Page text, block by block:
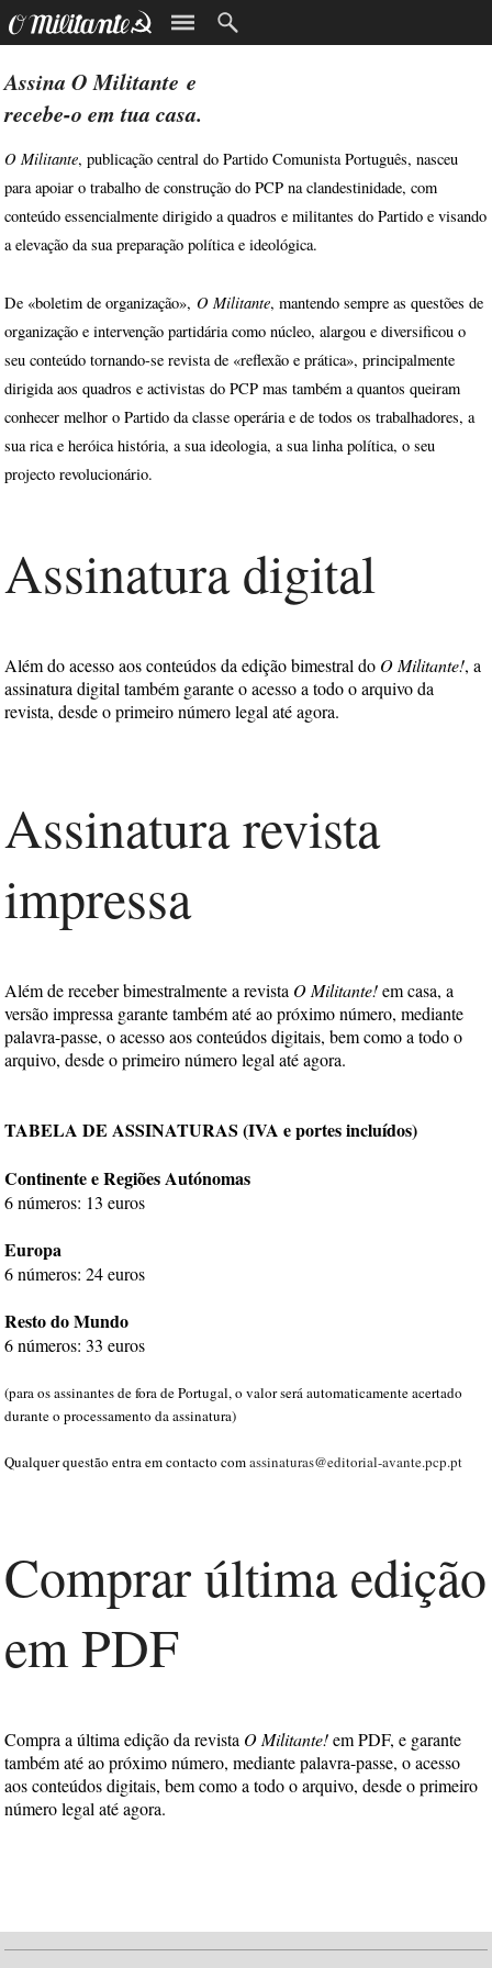
AssinaO Militante e
recebe-o em tua casa.
O Militante, publicação central do Partido Comunista Português, nasceu
para apoiar o trabalho de construção do PCP na clandestinidade, com
conteúdo essencialmente dirigido a quadros e militantes do Partido e visando
a elevação da sua preparação política e ideológica.
De «boletim de organização»,O Militante, mantendo sempre as questões de
organização e intervenção partidária como núcleo, alargou e diversificou o
seu conteúdo tornando-se revista de «reflexão e prática», principalmente
dirigida aos quadros e activistas do PCP mas também a quantos queiram
conhecer melhor o Partido da classe operária e de todos os trabalhadores, a
sua rica e heróica história, a sua ideologia, a sua linha política, o seu
projecto revolucionário.
Assinatura digital
Além do acesso aos conteúdos da edição bimestral do O Militante!, a
assinatura digital também garante o acesso a todo o arquivo da
revista, desde o primeiro número legal até agora.
Assinatura revista
impressa
Além de receber bimestralmente a revista O Militante!em casa, a
versão impressa garante também até ao próximo número, mediante
palavra-passe, o acesso aos conteúdos digitais, bem como a todo o
arquivo, desde o primeiro número legal até agora.
TABELA DE ASSINATURAS (IVA e portes incluídos)
Continente e Regiões Autónomas
6 números: 13 euros
Europa
6 números: 24 euros
Resto do Mundo
6 números: 33 euros
(para os assinantes de fora de Portugal, o valor será automaticamente acertado
durante o processamento da assinatura)
Qualquer questão entra em contacto comassinaturas@editorial-avante.pcp.pt
Comprar última edição
em PDF
Compra a última edição da revista O Militante!em PDF, e garante
também até ao próximo número, mediante palavra-passe, o acesso
aos conteúdos digitais, bem como a todo o arquivo, desde o primeiro
número legal até agora.